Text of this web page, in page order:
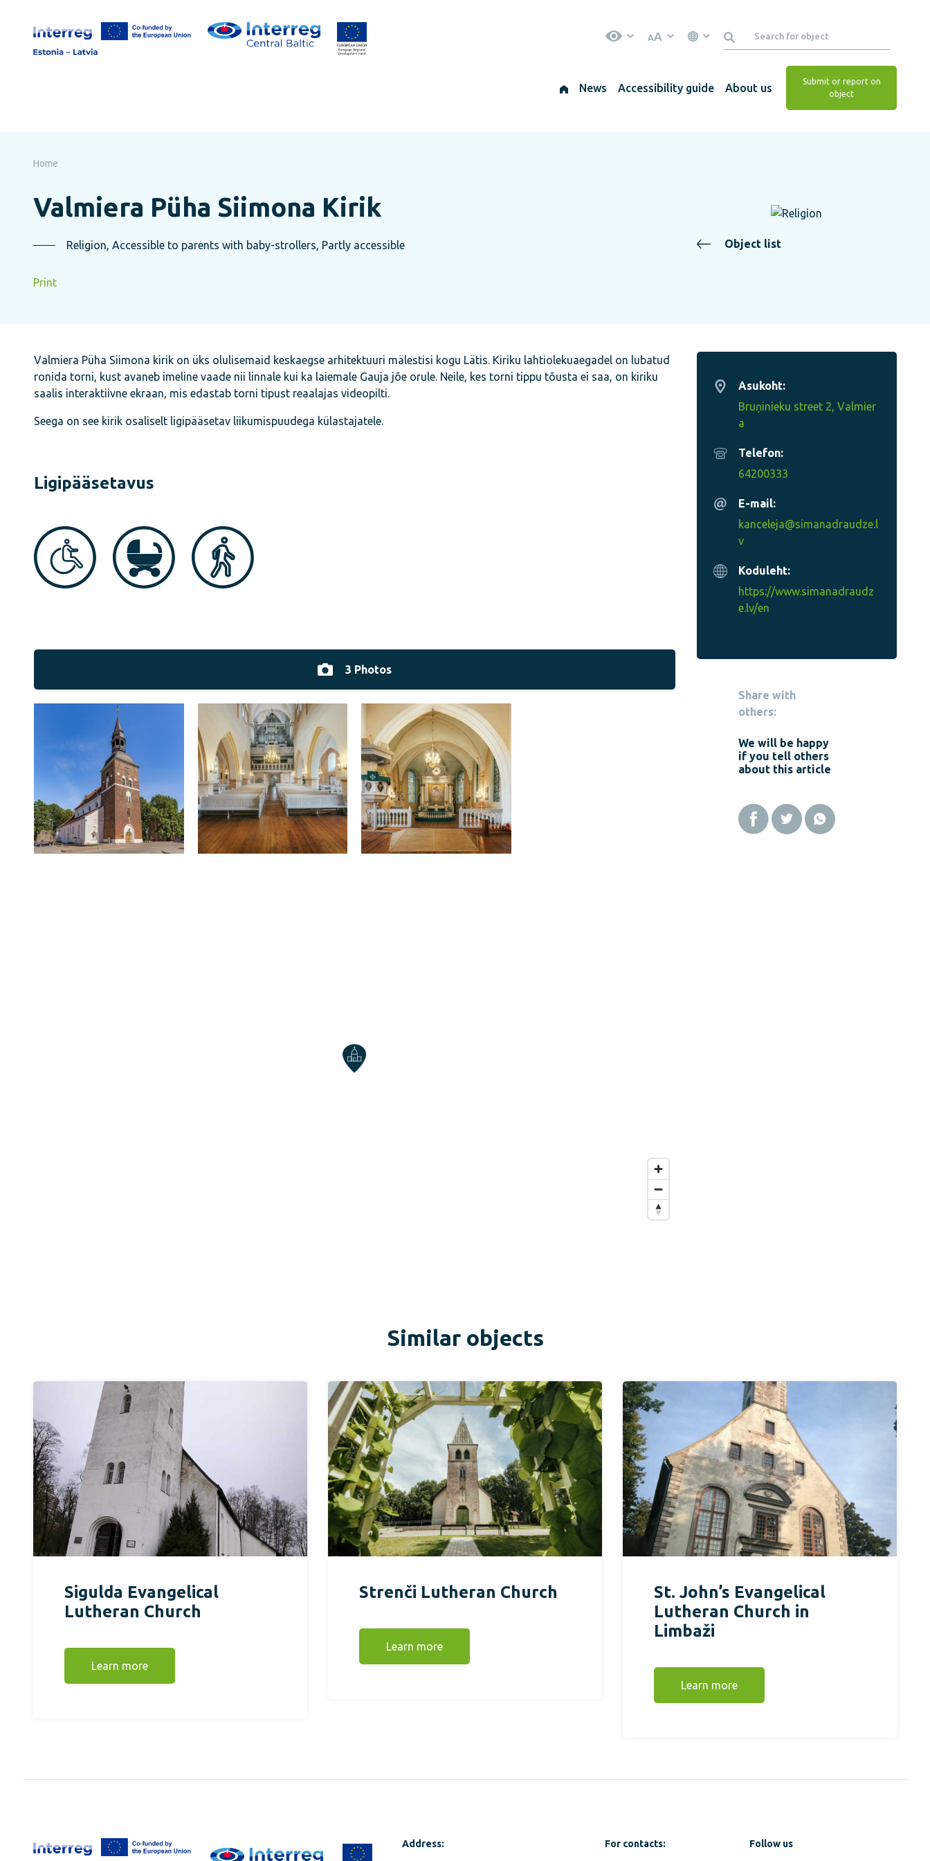
content
AA
News Accessibility guide About us
Submit or report on
object
Home
Valmiera Püha Siimona Kirik
Religion, Accessible to parents with baby-strollers, Partly accessible
Print
Object list
Valmiera Püha Siimona kirik on üks olulisemaid keskaegse arhitektuuri mälestisi kogu Lätis. Kiriku lahtiolekuaegadel on lubatud
ronida torni, kust avaneb imeline vaade nii linnale kui ka laiemale Gauja jõe orule. Neile, kes torni tippu tõusta ei saa, on kiriku
saalis interaktiivne ekraan, mis edastab torni tipust reaalajas videopilti.
Seega on see kirik osaliselt ligipääsetav liikumispuudega külastajatele.
Ligipääsetavus
3 Photos
Asukoht:
Bruņinieku street 2, Valmier
a
Telefon:
64200333
E-mail:
kanceleja@simanadraudze.l
v
Koduleht:
https://www.simanadraudz
e.lv/en
Share with
others:
We will be happy
if you tell others
about this article
Similar objects
Sigulda Evangelical
Lutheran Church
Learn more
Strenči Lutheran Church
Learn more
St. John’s Evangelical
Lutheran Church in
Limbaži
Learn more
Address: For contacts: Follow us